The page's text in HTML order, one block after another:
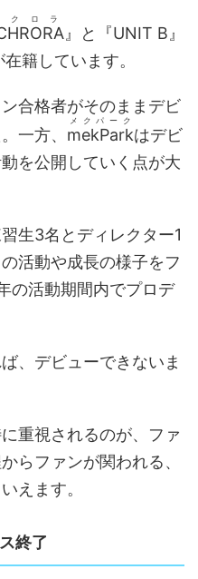
クロラ
』と『UNIT B』
籍しています。
合格者がそのままデビ
一方、 mekPark
メクパーク
はデビ
を公開していく点が大
生3名とディレクター1
活動や成長の様子をフ
の活動期間内でプロデ
、デビューできないま
重視されるのが、ファ
らファンが関われる、
えます。
終了